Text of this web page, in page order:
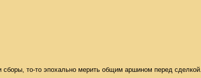
сборы, то-то эпохально мерить общим аршином перед сделкой.